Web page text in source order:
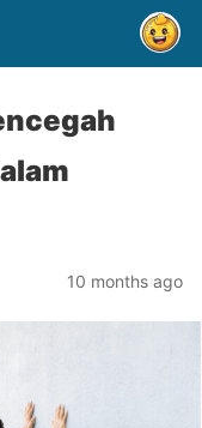
10 months ago